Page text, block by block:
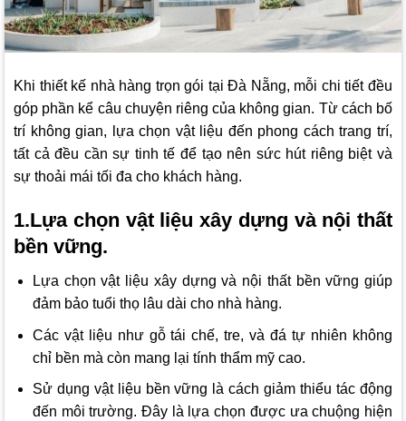
Khi thiết kế nhà hàng trọn gói tại Đà Nẵng, mỗi chi tiết đều
góp phần kể câu chuyện riêng của không gian. Từ cách bố
trí không gian, lựa chọn vật liệu đến phong cách trang trí,
tất cả đều cần sự tinh tế để tạo nên sức hút riêng biệt và
sự thoải mái tối đa cho khách hàng.
1.Lựa chọn vật liệu xây dựng và nội thất
bền vững.
Lựa chọn vật liệu xây dựng và nội thất bền vững giúp
đảm bảo tuổi thọ lâu dài cho nhà hàng.
Các vật liệu như gỗ tái chế, tre, và đá tự nhiên không
chỉ bền mà còn mang lại tính thẩm mỹ cao.
Sử dụng vật liệu bền vững là cách giảm thiểu tác động
đến môi trường. Đây là lựa chọn được ưa chuộng hiện